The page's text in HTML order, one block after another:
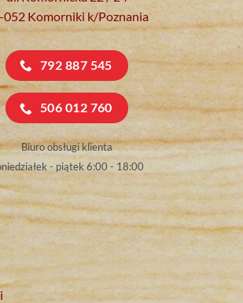
052 Komorniki k/Poznania
792 887 545
506 012 760
Biuro obsługi klienta
- piątek 6:00 - 18:00